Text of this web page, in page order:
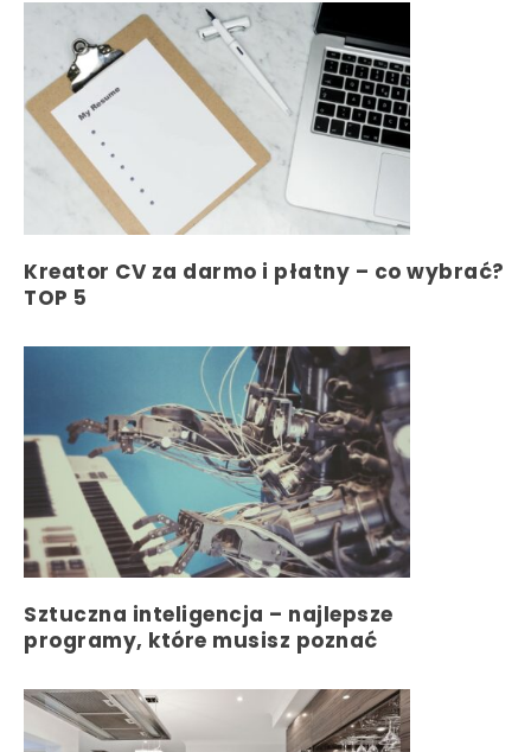
Kreator CV za darmo i płatny – co wybrać?
TOP 5
Sztuczna inteligencja – najlepsze
programy, które musisz poznać